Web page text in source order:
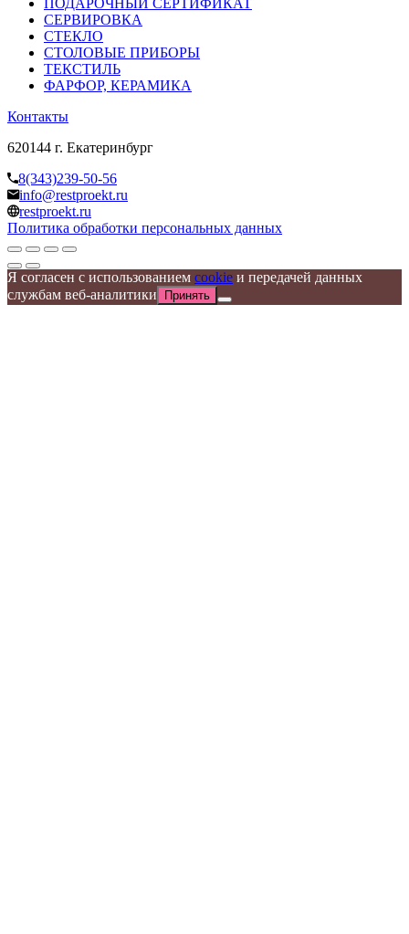
СЕРВИРОВКА
СТЕКЛО
СТОЛОВЫЕ ПРИБОРЫ
ТЕКСТИЛЬ
ФАРФОР, КЕРАМИКА
Контакты
620144 г. Екатеринбург
8(343)239-50-56
info@restproekt.ru
restproekt.ru
Политика обработки персональных данных
Я согласен с использованием cookie и передачей данных
службам веб-аналитики
Принять